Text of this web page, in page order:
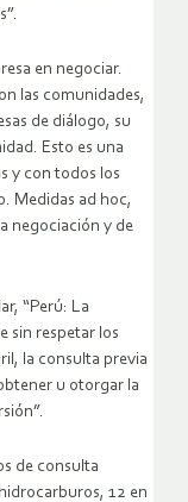
en negociar.
las comunidades,
de diálogo, su
Esto es una
y con todos los
Medidas ad hoc,
negociación y de
“Perú: La
sin respetar los
la consulta previa
u otorgar la
de consulta
12 en